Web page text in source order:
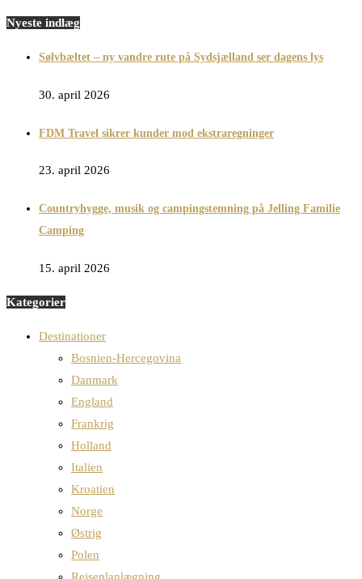
Nyeste indlæg
Sølvbæltet – ny vandre rute på Sydsjælland ser dagens lys
30. april 2026
FDM Travel sikrer kunder mod ekstraregninger
23. april 2026
Countryhygge, musik og campingstemning på Jelling Familie
Camping
15. april 2026
Kategorier
Destinationer
Bosnien-Hercegovina
Danmark
England
Frankrig
Holland
Italien
Kroatien
Norge
Østrig
Polen